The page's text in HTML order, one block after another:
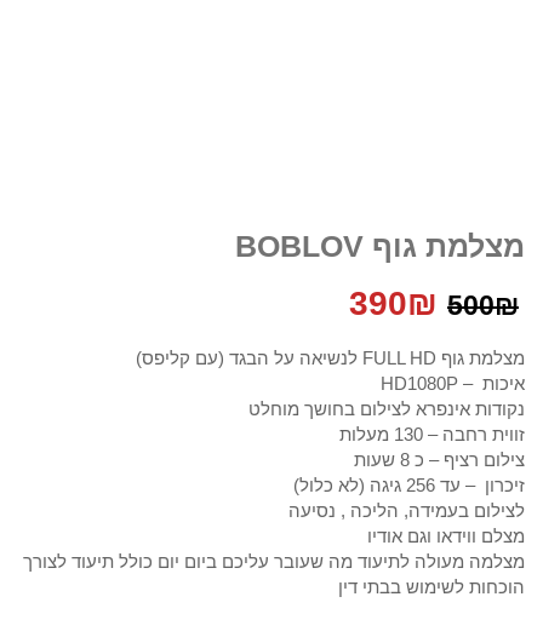
מצלמת גוף BOBLOV‏
500₪
המחיר
המקורי
היה:
500₪.
390₪
המחיר
הנוכחי
הוא:
390₪.
מצלמת גוף FULL HD לנשיאה על הבגד (עם קליפס)
איכות – HD1080P
נקודות אינפרא לצילום בחושך מוחלט
זווית רחבה – 130 מעלות
צילום רציף – כ 8 שעות
זיכרון – עד 256 גיגה (לא כלול)
לצילום בעמידה, הליכה , נסיעה
מצלם ווידאו וגם אודיו
מצלמה מעולה לתיעוד מה שעובר עליכם ביום יום כולל תיעוד לצורך
הוכחות לשימוש בבתי דין